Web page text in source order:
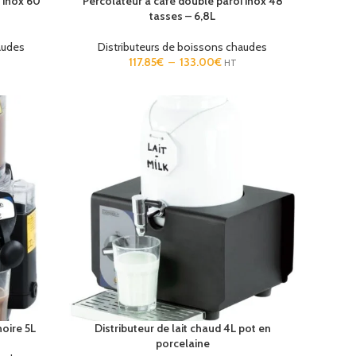
Télécommande étanche Slim Safe
Télécommande mode hôtel Climatiseur
tasses – 6,8L
Distributeurs de boissons chaudes
117.85€ – 133.00€ HT
5L
Distributeur de lait chaud 4L pot en
porcelaine